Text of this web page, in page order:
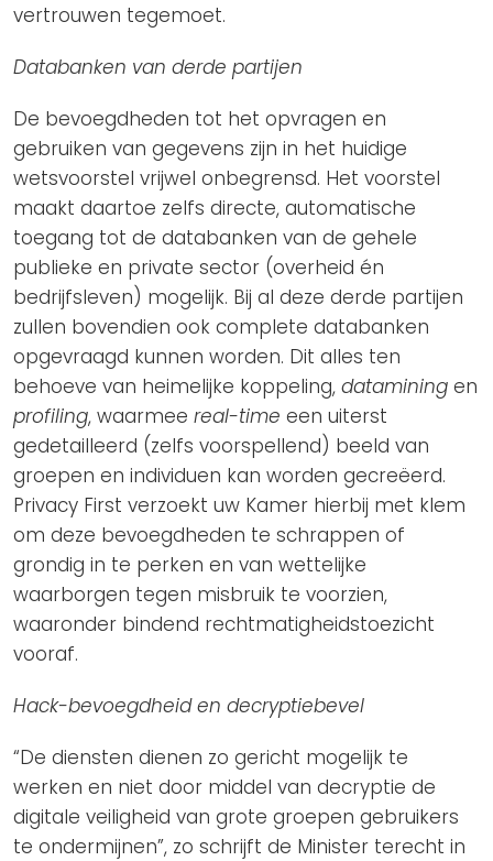
vertrouwen tegemoet.
Databanken van derde partijen
De bevoegdheden tot het opvragen en
gebruiken van gegevens zijn in het huidige
wetsvoorstel vrijwel onbegrensd. Het voorstel
maakt daartoe zelfs directe, automatische
toegang tot de databanken van de gehele
publieke en private sector (overheid én
bedrijfsleven) mogelijk. Bij al deze derde partijen
zullen bovendien ook complete databanken
opgevraagd kunnen worden. Dit alles ten
behoeve van heimelijke koppeling, datamining en
profiling, waarmee real-time een uiterst
gedetailleerd (zelfs voorspellend) beeld van
groepen en individuen kan worden gecreëerd.
Privacy First verzoekt uw Kamer hierbij met klem
om deze bevoegdheden te schrappen of
grondig in te perken en van wettelijke
waarborgen tegen misbruik te voorzien,
waaronder bindend rechtmatigheidstoezicht
vooraf.
Hack-bevoegdheid en decryptiebevel
“De diensten dienen zo gericht mogelijk te
werken en niet door middel van decryptie de
digitale veiligheid van grote groepen gebruikers
te ondermijnen”, zo schrijft de Minister terecht in